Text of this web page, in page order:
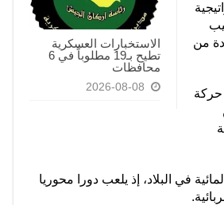
الاستخبارات العسكرية
تطيح بـ19 مطلوباً في 6
محافظات
2026-08-08
من
حركة
في البلاد، إذ يلعب دورا محوريا